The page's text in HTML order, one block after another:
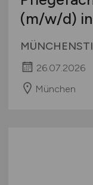
(m/w/d)
26.07.2026
München